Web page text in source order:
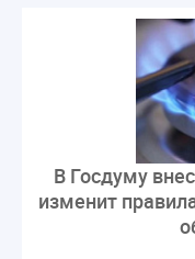
обращение
управляющие
ЖК РФ
Стандарты и
мероприятия
общее собрание
В Госдуму
изменит